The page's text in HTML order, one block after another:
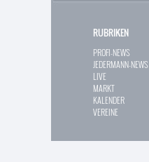
RUBRIKEN
PROFI-NEWS
JEDERMANN-NEWS
LIVE
MARKT
KALENDER
VEREINE